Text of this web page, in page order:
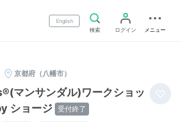
English
検索
ログイン メニュー
京都府（八幡市）
マンサンダル)ワークショッ
ショージ 受付終了